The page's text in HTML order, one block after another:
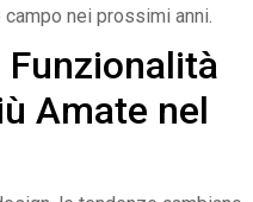
nei prossimi anni.
Amate nel